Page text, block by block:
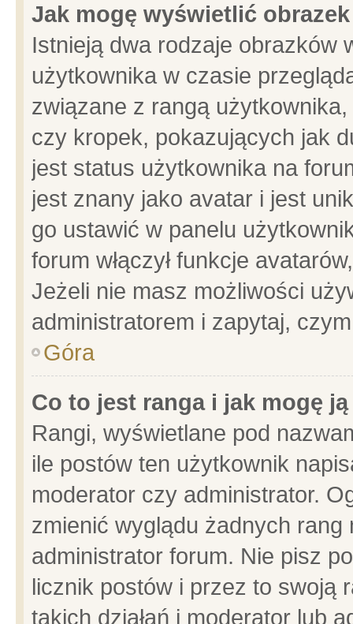
Jak mogę wyświetlić
Istnieją dwa rodzaje obrazków
użytkownika w czasie
związane z rangą
czy kropek, pokazujących jak
jest status użytkownika na
jest znany jako avatar i jest
go ustawić w panelu
forum włączył funkcje
Jeżeli nie masz możliwości
administratorem i zapytaj,
Góra
Co to jest ranga i jak mogę
Rangi, wyświetlane pod
ile postów ten użytkownik
moderator czy administrator.
zmienić wyglądu żadnych
administrator forum. Nie pisz
licznik postów i przez to swoją
takich działań i moderator lub